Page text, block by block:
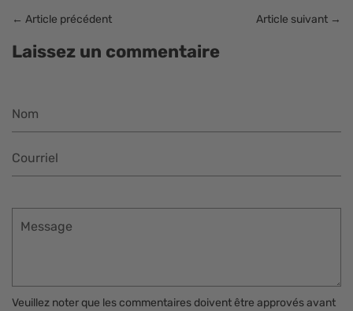
← Article précédent Article suivant →
Laissez un commentaire
Veuillez noter que les commentaires doivent être approvés avant